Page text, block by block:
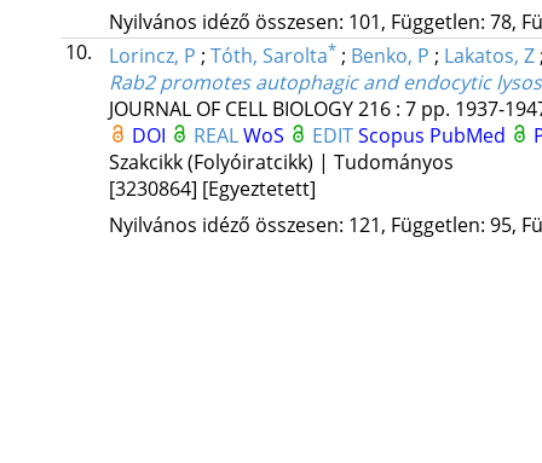
Nyilvános idéző összesen: 101, Független: 78,
10.
Lorincz, P ; Tóth, Sarolta* ; Benko, P ; Lakatos, Z
Rab2 promotes autophagic and endocytic
JOURNAL OF CELL BIOLOGY216: 7 pp. 1937-
DOI
REALWoS EDITScopus PubMed
Szakcikk (Folyóiratcikk) | Tudományos
[3230864] [Egyeztetett]
Nyilvános idéző összesen: 121, Független: 95,